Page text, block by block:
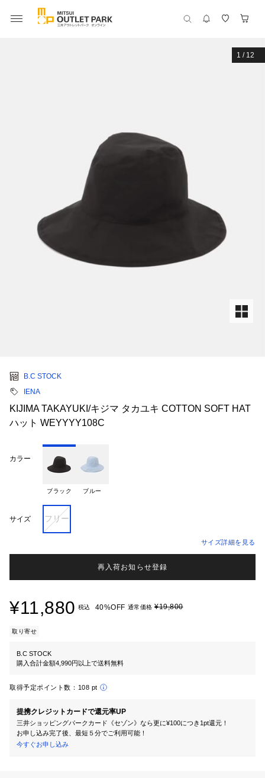
1 / 12
B.C STOCK
IENA
KIJIMA TAKAYUKI/キジマ タカユキ COTTON SOFT HAT
ハット WEYYYY108C
カラー
ブラック ブルー
サイズ フリー
サイズ詳細を見る
再入荷お知らせ登録
¥11,880 税込 40%OFF 通常価格 ¥19,800
取り寄せ
B.C STOCK
購入合計金額4,990円以上で送料無料
取得予定ポイント数： 108 pt
提携クレジットカードで還元率UP
三井ショッピングパークカード《セゾン》なら更に¥100につき1pt還元！
お申し込み完了後、最短５分でご利用可能！
今すぐお申し込み